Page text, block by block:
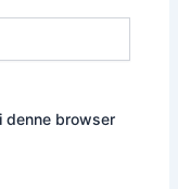
denne browser